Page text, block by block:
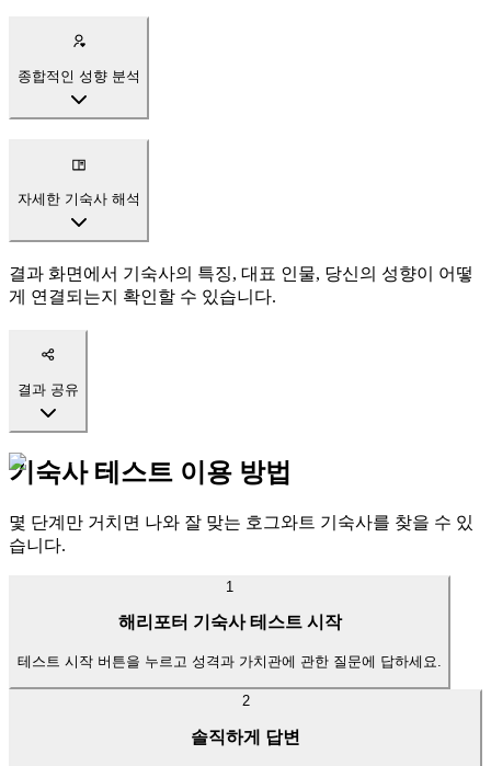
종합적인 성향 분석
자세한 기숙사 해석
결과 화면에서 기숙사의 특징, 대표 인물, 당신의 성향이 어떻
게 연결되는지 확인할 수 있습니다.
결과 공유
기숙사 테스트 이용 방법
몇 단계만 거치면 나와 잘 맞는 호그와트 기숙사를 찾을 수 있
습니다.
1
해리포터 기숙사 테스트 시작
테스트 시작 버튼을 누르고 성격과 가치관에 관한 질문에 답하세요.
2
솔직하게 답변